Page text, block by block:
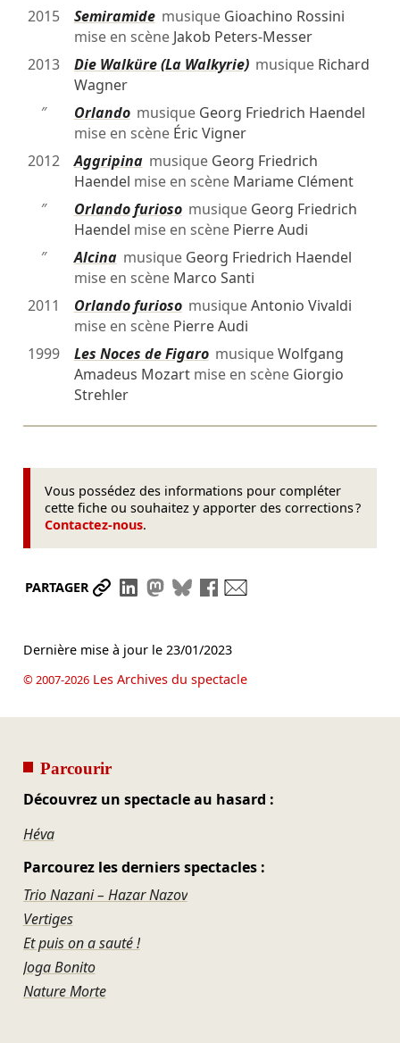
2015
Semiramidemusique Gioachino Rossini
mise en scène Jakob Peters-Messer
2013
Die Walküre (La Walkyrie)musique Richard
Wagner
″
Orlandomusique Georg Friedrich Haendel
mise en scène Éric Vigner
2012
Aggripinamusique Georg Friedrich
Haendel mise en scène Mariame Clément
″
Orlando furiosomusique Georg Friedrich
Haendel mise en scène Pierre Audi
″
Alcinamusique Georg Friedrich Haendel
mise en scène Marco Santi
2011
Orlando furiosomusiqueAntonio Vivaldi
mise en scène Pierre Audi
1999
Les Noces de FigaromusiqueWolfgang
Amadeus Mozartmise en scène Giorgio
Strehler
Vous possédez des informations pour compléter
cette fiche ou souhaitez y apporter des corrections ?
Contactez-nous.
PARTAGER Partager le lien
Partager sur LinkedIn
Partager sur Mastodon
Partager sur Bluesky
Partager sur Facebook
Dernière mise à jour le 23/01/2023
© 2007-2026Les Archives du spectacle
Parcourir
Découvrez un spectacle au hasard :
Héva
Parcourez les derniers spectacles :
Trio Nazani – Hazar Nazov
Vertiges
Et puis on a sauté !
Joga Bonito
Nature Morte